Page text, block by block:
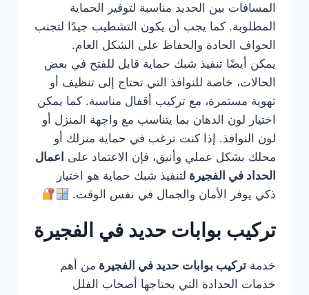
المسافات بين الحديد مناسبة لتوفير الحماية
المطلوبة. كما يجب أن يكون التشطيب جيدًا لتجنب
الحواف الحادة والحفاظ على الشكل العام.
يمكن أيضًا تنفيذ شبك حماية قابل للفتح في بعض
الحالات، خاصة للنوافذ التي تحتاج إلى تنظيف أو
تهوية مستمرة، مع تركيب أقفال مناسبة. كما يمكن
اختيار لون الدهان بما يتناسب مع واجهة المنزل أو
لون النوافذ. إذا كنت ترغب في حماية منزلك أو
محلك بشكل عملي وأنيق، فإن الاعتماد على اعمال
الحداد في الفجيرة لتنفيذ شبك حماية هو اختيار
ذكي يوفر الأمان والجمال في نفس الوقت.
تركيب بوابات حديد في الفجيرة
خدمة تركيب بوابات حديد في الفجيرة من أهم
خدمات الحدادة التي يحتاجها أصحاب الفلل